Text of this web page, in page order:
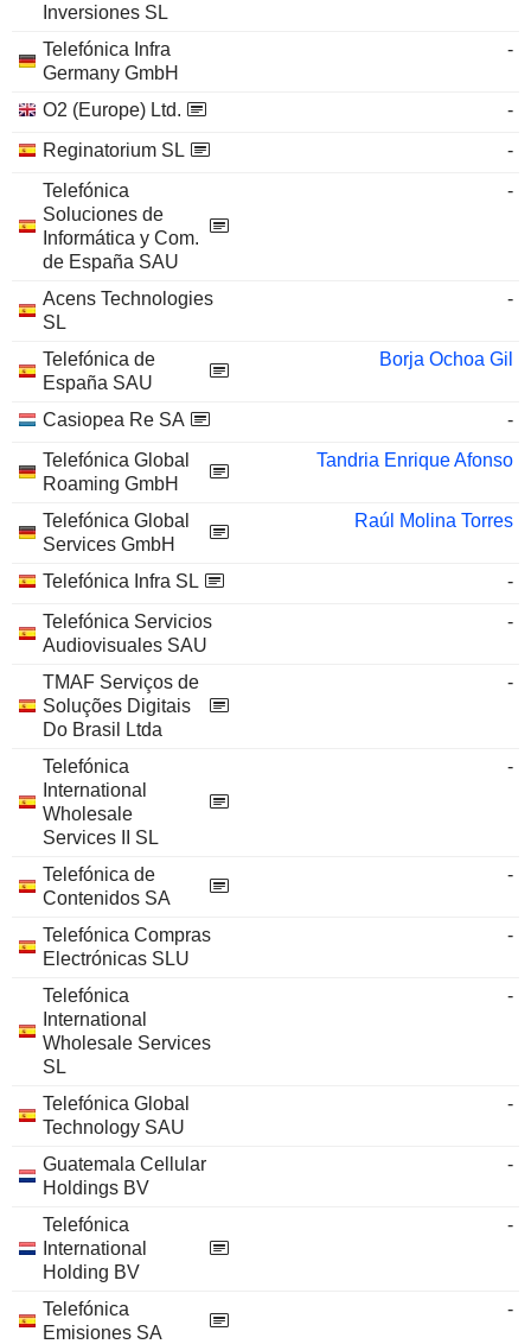
Inversiones SL
Telefónica Infra
Germany GmbH
-
O2 (Europe) Ltd.
-
Reginatorium SL
-
Telefónica
Soluciones de
Informática y Com.
de España SAU
-
Acens Technologies
SL
-
Telefónica de
España SAU
Borja Ochoa Gil
Casiopea Re SA
-
Telefónica Global
Roaming GmbH
Tandria Enrique Afonso
Telefónica Global
Services GmbH
Raúl Molina Torres
Telefónica Infra SL
-
Telefónica Servicios
Audiovisuales SAU
-
TMAF Serviços de
Soluções Digitais
Do Brasil Ltda
-
Telefónica
International
Wholesale
Services II SL
-
Telefónica de
Contenidos SA
-
Telefónica Compras
Electrónicas SLU
-
Telefónica
International
Wholesale Services
SL
-
Telefónica Global
Technology SAU
-
Guatemala Cellular
Holdings BV
-
Telefónica
International
Holding BV
-
Telefónica
Emisiones SA
-